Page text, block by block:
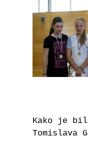
Kako je
Tomislava